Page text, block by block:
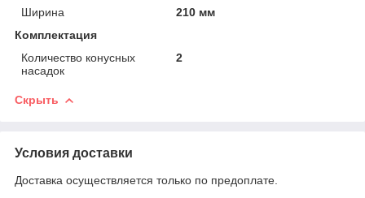
Ширина
210 мм
Комплектация
Количество конусных
насадок
2
Скрыть
Условия доставки
Доставка осуществляется только по предоплате.